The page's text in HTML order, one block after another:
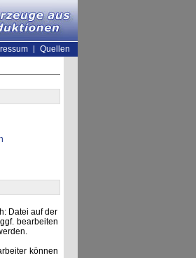
Quellen
Datei auf der
bearbeiten
können